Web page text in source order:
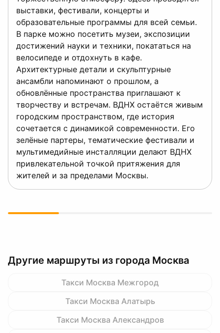
выставки, фестивали, концерты и
образовательные программы для всей семьи.
В парке можно посетить музеи, экспозиции
достижений науки и техники, покататься на
велосипеде и отдохнуть в кафе.
Архитектурные детали и скульптурные
ансамбли напоминают о прошлом, а
обновлённые пространства приглашают к
творчеству и встречам. ВДНХ остаётся живым
городским пространством, где история
сочетается с динамикой современности. Его
зелёные партеры, тематические фестивали и
мультимедийные инсталляции делают ВДНХ
привлекательной точкой притяжения для
жителей и за пределами Москвы.
Другие маршруты из города Москва
Такси Москва Межгород
Такси Москва Алатырь
Такси Москва Александров